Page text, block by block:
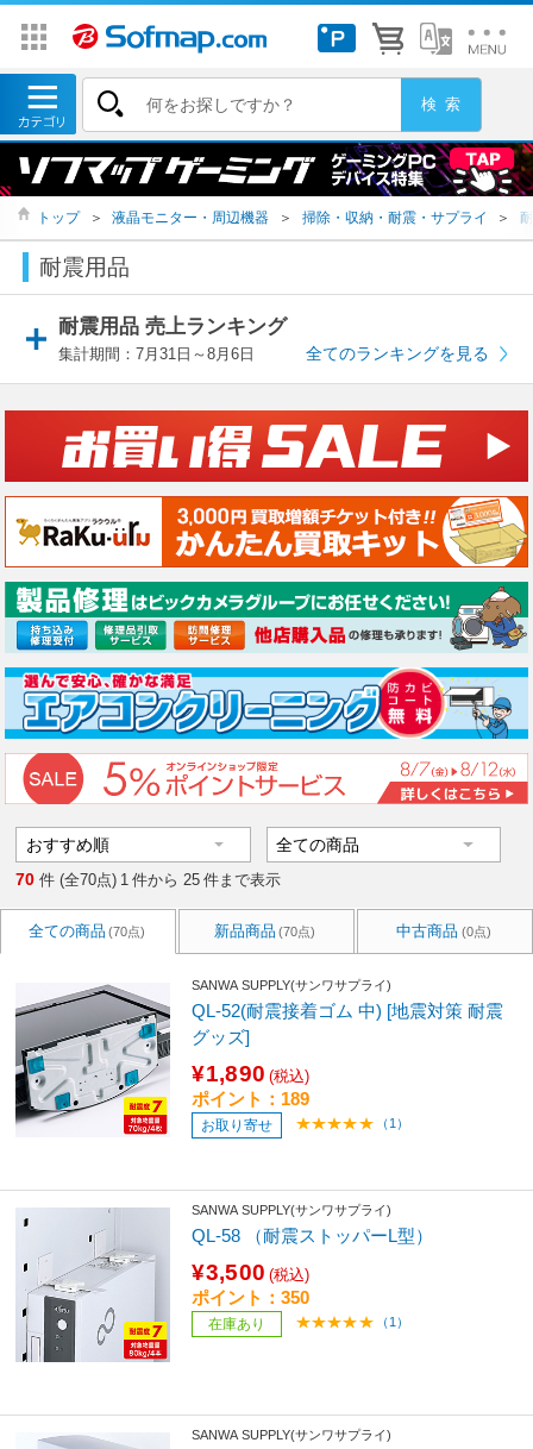
トップ ＞ 液晶モニター・周辺機器 ＞ 掃除・収納・耐震・サプライ ＞
耐震用品
耐震用品 売上ランキング
集計期間：7月31日～8月6日 全てのランキングを見る
70 件 (全70点) 1 件から 25 件まで表示
全ての商品 (70点) 新品商品 (70点) 中古商品 (0点)
SANWA SUPPLY(サンワサプライ)
QL-52(耐震接着ゴム 中) [地震対策 耐震
グッズ]
¥1,890 (税込)
ポイント：189
お取り寄せ （1）
SANWA SUPPLY(サンワサプライ)
QL-58 （耐震ストッパーL型）
¥3,500 (税込)
ポイント：350
在庫あり （1）
SANWA SUPPLY(サンワサプライ)